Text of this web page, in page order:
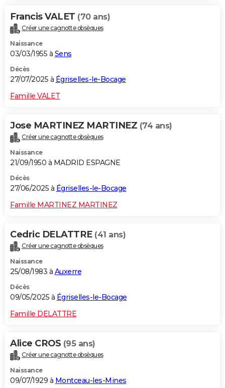
Francis VALET (70 ans)
Créer une cagnotte obsèques
Naissance
03/03/1955 à Sens
Décès
27/07/2025 à Égriselles-le-Bocage
Famille VALET
Jose MARTINEZ MARTINEZ (74 ans)
Créer une cagnotte obsèques
Naissance
21/09/1950 à MADRID ESPAGNE
Décès
27/06/2025 à Égriselles-le-Bocage
Famille MARTINEZ MARTINEZ
Cedric DELATTRE (41 ans)
Créer une cagnotte obsèques
Naissance
25/08/1983 à Auxerre
Décès
09/05/2025 à Égriselles-le-Bocage
Famille DELATTRE
Alice CROS (95 ans)
Créer une cagnotte obsèques
Naissance
09/07/1929 à Montceau-les-Mines